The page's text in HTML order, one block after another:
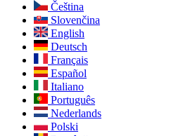
Čeština
Slovenčina
English
Deutsch
Français
Español
Italiano
Português
Nederlands
Polski